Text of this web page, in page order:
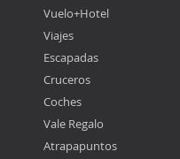
Vuelo+Hotel
Viajes
Escapadas
Cruceros
Coches
Vale Regalo
Atrapapuntos